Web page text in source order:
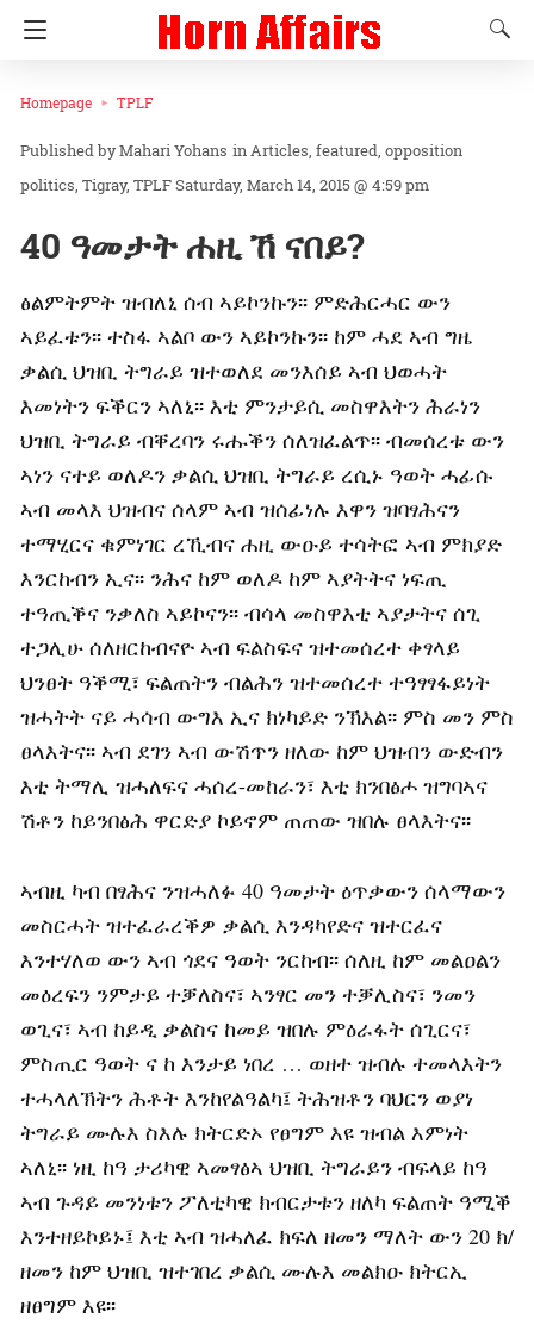
Homepage TPLF
Mahari Yohans inArticles featured opposition
politics Tigray TPLFSaturday, March 14, 2015 @ 4:59 pm
40 ዓመታት ሐዚ ኸ ናበይ?
ፅልምትምት ዝብለኒ ሰብ ኣይኮንኩን፡፡ ምድሕርሓር ውን
ኣይፈቱን፡፡ ተስፋ ኣልቦ ውን ኣይኮንኩን፡፡ ከም ሓደ ኣብ ግዜ
ቃልሲ ህዝቢ ትግራይ ዝተወለደ መንእሰይ ኣብ ህወሓት
እመነትን ፍቕርን ኣለኒ፡፡ እቲ ምንታይሲ መስዋእትን ሕራነን
ህዝቢ ትግራይ ብቐረባን ሩሑቕን ሰለዝፈልጥ፡፡ ብመሰረቱ ውን
ኣነን ናተይ ወለዶን ቃልሲ ህዝቢ ትግራይ ረሲኑ ዓወት ሓፊሱ
ኣብ መላእ ህዝብና ሰላም ኣብ ዝሰፊነሉ እዋን ዝባፃሕናን
ተማሂርና ቁምነገር ረኺብና ሐዚ ውዑይ ተሳትፎ ኣብ ምክያድ
እንርከብን ኢና፡፡ ንሕና ከም ወለዶ ከም ኣያትትና ነፍጢ
ተዓጢቕና ንቃለስ ኣይኮናን፡፡ ብሳላ መስዋእቲ ኣያታትና ሰጊ
ተጋሊሁ ሰለዘርከብናዮ ኣብ ፍልስፍና ዝተመሰረተ ቀፃላይ
ህንፀት ዓቕሚ፣ ፍልጠትን ብልሕን ዝተመሰረተ ተዓፃፃፋይነት
ዝሓትት ናይ ሓሳብ ውግእ ኢና ክነካይድ ንኽእል፡፡ ምስ መን ምስ
ፀላእትና፡፡ ኣብ ደገን ኣብ ውሽጥን ዘለው ከም ህዝብን ውድብን
እቲ ትማሊ ዝሓለፍና ሓሰረ-መከራን፣ እቲ ክንበፅሖ ዝግባኣና
ሽቶን ከይንበፅሕ ዋርድያ ኮይኖም ጠጠው ዝበሉ ፀላእትና፡፡
ኣብዚ ካብ በፃሕና ንዝሓለፉ 40 ዓመታት ዕጥቃውን ሰላማውን
መስርሓት ዝተፈራረቕዎ ቃልሲ እንዳካየድና ዝተርፈና
እንተሃለወ ውን ኣብ ጎደና ዓወት ንርከብ፡፡ ሰለዚ ከም መልዐልን
መዕረፍን ንምታይ ተቓለስና፣ ኣንፃር መን ተቓሊስና፣ ንመን
ወጊና፣ ኣብ ከይዲ ቃልስና ከመይ ዝበሉ ምዕራፋት ሰጊርና፣
ምስጢር ዓወት ና ከ እንታይ ነበረ … ወዘተ ዝብሉ ተመላእትን
ተሓላለኽትን ሕቶት እንከየልዓልካ፤ ትሕዝቶን ባህርን ወያነ
ትግራይ ሙሉእ ስእሉ ክትርድኦ የፀግም እዩ ዝብል እምነት
ኣለኒ፡፡ ነዚ ከዓ ታሪካዊ ኣመፃፅኣ ህዝቢ ትግራይን ብፍላይ ከዓ
ኣብ ጉዳይ መንነቱን ፖለቲካዊ ክብርታቱን ዘለካ ፍልጠት ዓሚቕ
እንተዘይኮይኑ፤ እቲ ኣብ ዝሓለፈ ክፍለ ዘመን ማለት ውን 20 ክ/
ዘመን ከም ህዝቢ ዝተገበረ ቃልሲ ሙሉእ መልክዑ ክትርኢ
ዘፀግም እዩ፡፡